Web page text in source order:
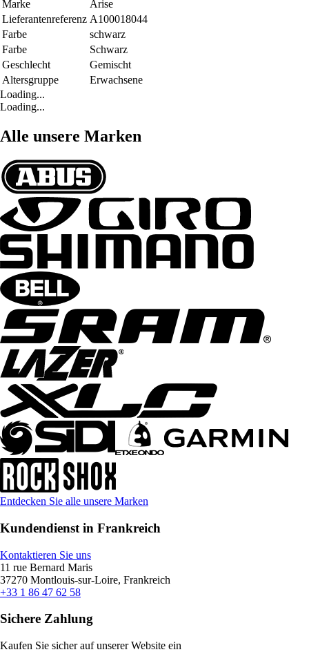
Marke
Arise
Lieferantenreferenz A100018044
Farbe
schwarz
Farbe
Schwarz
Geschlecht
Gemischt
Altersgruppe
Erwachsene
Loading...
Loading...
Alle unsere Marken
Entdecken Sie alle unsere Marken
Kundendienst in Frankreich
Kontaktieren Sie uns
11 rue Bernard Maris
37270 Montlouis-sur-Loire, Frankreich
+33 1 86 47 62 58
Sichere Zahlung
Kaufen Sie sicher auf unserer Website ein